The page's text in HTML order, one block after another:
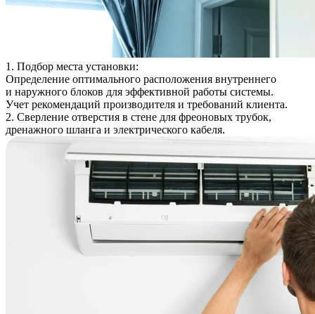
1. Подбор места установки:
Определение оптимального расположения внутреннего
и наружного блоков для эффективной работы системы.
Учет рекомендаций производителя и требований клиента.
2. Сверление отверстия в стене для фреоновых трубок,
дренажного шланга и электрического кабеля.